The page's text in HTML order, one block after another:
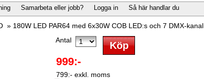
Samarbeta eller jobb? Logga in Så här handlar du
» 180W LED PAR64 med 6x30W COB LED:s och 7 DMX-kanal
Antal
999:-
799:- exkl. moms